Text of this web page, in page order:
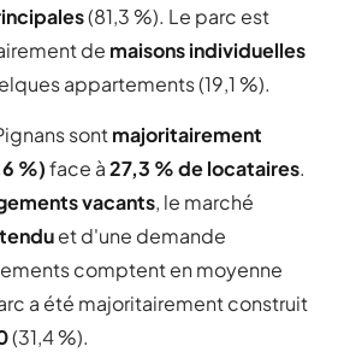
(81,3 %). Le parc est
de maisons individuelles
appartements (19,1 %).
sontmajoritairement
%)face à27,3 % de locataires.
vacants, le marché
et d'une demande
comptent en moyenne
a été majoritairement construit
(31,4 %).